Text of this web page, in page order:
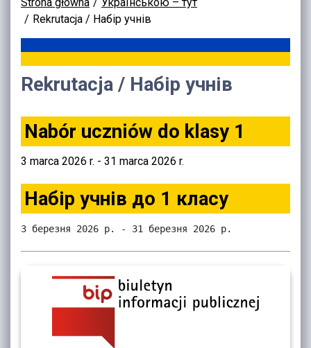
Rekrutacja / Набір учнів
Rekrutacja / Набір учнів
Nabór uczniów do klasy 1
3 marca 2026 r. - 31 marca 2026 r.
Набір учнів до 1 класу
3 березня 2026 р. - 31 березня 2026 р.